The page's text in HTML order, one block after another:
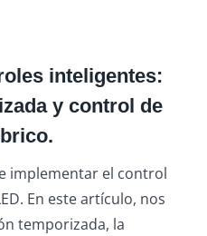
inteligentes:
y control de
implementar el control
En este artículo, nos
temporizada, la